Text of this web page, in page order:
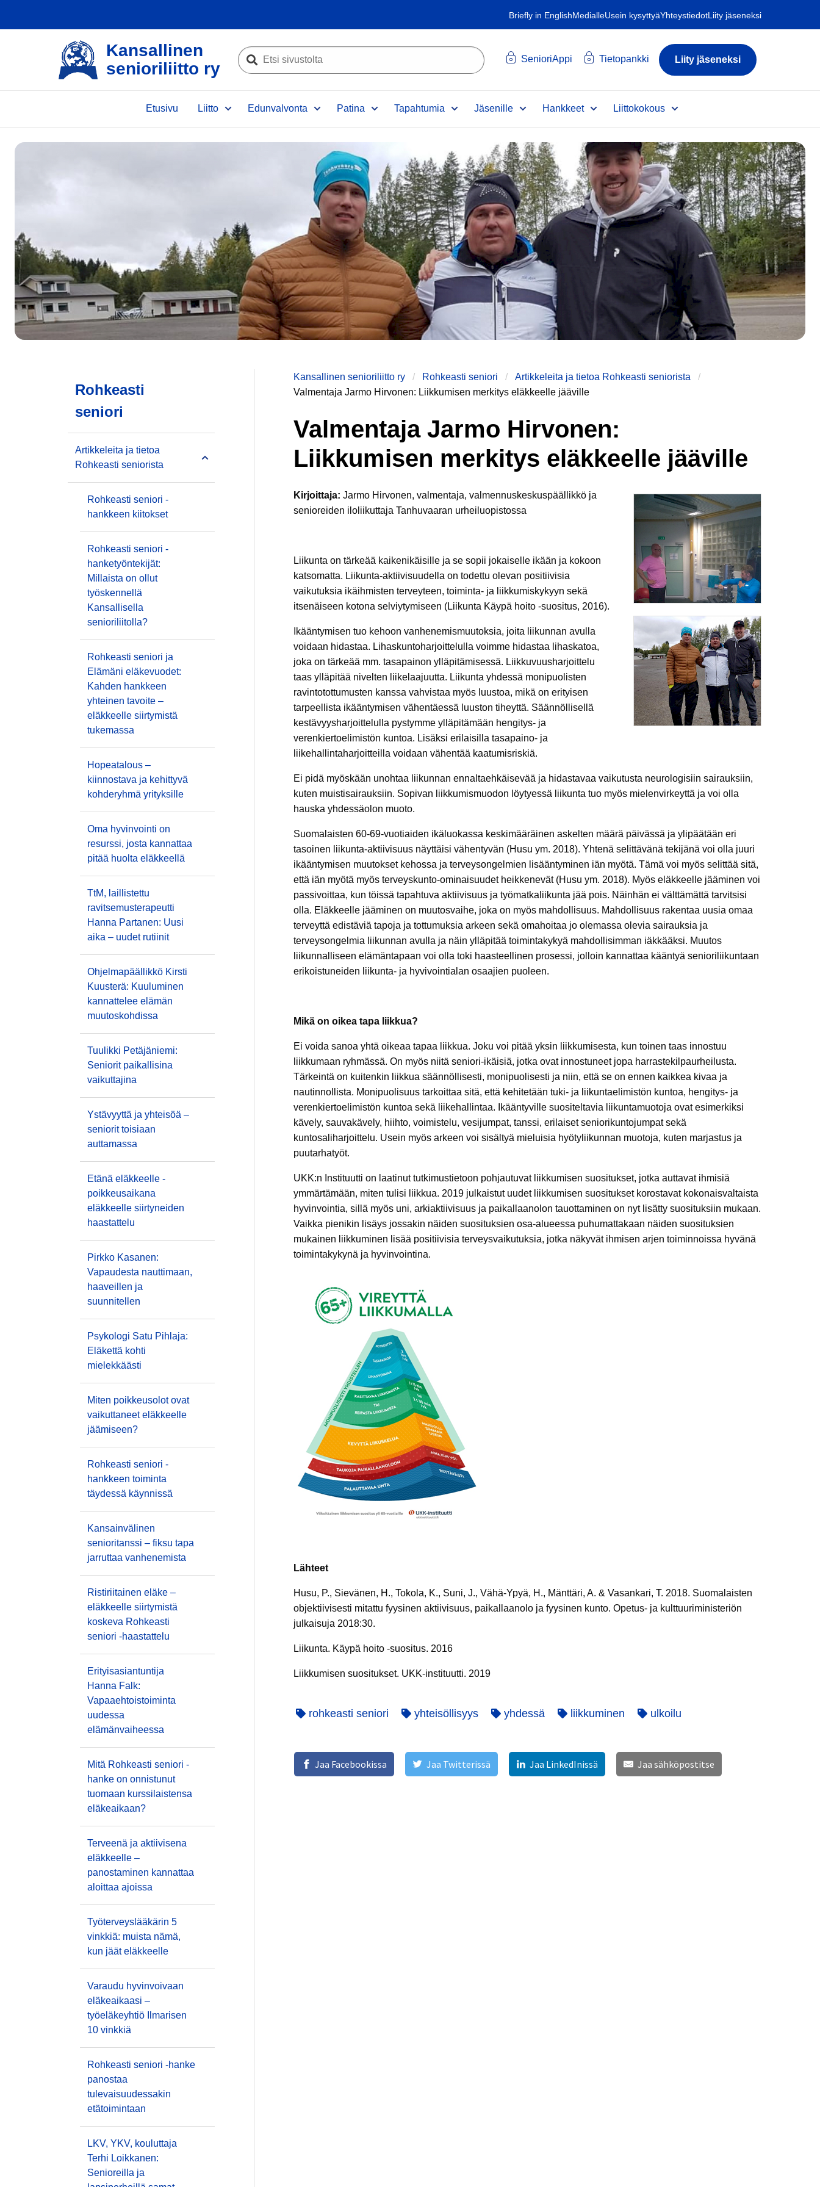
Briefly in EnglishMedialleUsein kysyttyäYhteystiedotLiity jäseneksi
Kansallinen
senioriliitto ry
Etsi
sivustolta
SenioriAppi Tietopankki Liity jäseneksi
Etusivu Liitto Edunvalvonta Patina Tapahtumia Jäsenille Hankkeet Liittokokous
Kansallinen senioriliitto ry Rohkeasti seniori
Artikkeleita ja tietoa Rohkeasti seniorista
Valmentaja Jarmo Hirvonen: Liikkumisen merkitys eläkkeelle jääville
Valmentaja Jarmo Hirvonen:
Liikkumisen merkitys eläkkeelle jääville
Kirjoittaja: Jarmo Hirvonen, valmentaja, valmennuskeskuspäällikkö ja
senioreiden iloliikuttaja Tanhuvaaran urheiluopistossa
Liikunta on tärkeää kaikenikäisille ja se sopii jokaiselle ikään ja kokoon
katsomatta. Liikunta-aktiivisuudella on todettu olevan positiivisia
vaikutuksia ikäihmisten terveyteen, toiminta- ja liikkumiskykyyn sekä
itsenäiseen kotona selviytymiseen (Liikunta Käypä hoito -suositus, 2016).
Ikääntymisen tuo kehoon vanhenemismuutoksia, joita liikunnan avulla
voidaan hidastaa. Lihaskuntoharjoittelulla voimme hidastaa lihaskatoa,
joka on tärkeää mm. tasapainon ylläpitämisessä. Liikkuvuusharjoittelu
taas ylläpitää nivelten liikelaajuutta. Liikunta yhdessä monipuolisten
ravintotottumusten kanssa vahvistaa myös luustoa, mikä on erityisen
tarpeellista ikääntymisen vähentäessä luuston tiheyttä. Säännöllisellä
kestävyysharjoittelulla pystymme ylläpitämään hengitys- ja
verenkiertoelimistön kuntoa. Lisäksi erilaisilla tasapaino- ja
liikehallintaharjoitteilla voidaan vähentää kaatumisriskiä.
Ei pidä myöskään unohtaa liikunnan ennaltaehkäisevää ja hidastavaa vaikutusta neurologisiin sairauksiin,
kuten muistisairauksiin. Sopivan liikkumismuodon löytyessä liikunta tuo myös mielenvirkeyttä ja voi olla
hauska yhdessäolon muoto.
Suomalaisten 60-69-vuotiaiden ikäluokassa keskimääräinen askelten määrä päivässä ja ylipäätään eri
tasoinen liikunta-aktiivisuus näyttäisi vähentyvän (Husu ym. 2018). Yhtenä selittävänä tekijänä voi olla juuri
ikääntymisen muutokset kehossa ja terveysongelmien lisääntyminen iän myötä. Tämä voi myös selittää sitä,
että iän myötä myös terveyskunto-ominaisuudet heikkenevät (Husu ym. 2018). Myös eläkkeelle jääminen voi
passivoittaa, kun töissä tapahtuva aktiivisuus ja työmatkaliikunta jää pois. Näinhän ei välttämättä tarvitsisi
olla. Eläkkeelle jääminen on muutosvaihe, joka on myös mahdollisuus. Mahdollisuus rakentaa uusia omaa
terveyttä edistäviä tapoja ja tottumuksia arkeen sekä omahoitaa jo olemassa olevia sairauksia ja
terveysongelmia liikunnan avulla ja näin ylläpitää toimintakykyä mahdollisimman iäkkääksi. Muutos
liikunnalliseen elämäntapaan voi olla toki haasteellinen prosessi, jolloin kannattaa kääntyä senioriliikuntaan
erikoistuneiden liikunta- ja hyvivointialan osaajien puoleen.
Mikä on oikea tapa liikkua?
Ei voida sanoa yhtä oikeaa tapaa liikkua. Joku voi pitää yksin liikkumisesta, kun toinen taas innostuu
liikkumaan ryhmässä. On myös niitä seniori-ikäisiä, jotka ovat innostuneet jopa harrastekilpaurheilusta.
Tärkeintä on kuitenkin liikkua säännöllisesti, monipuolisesti ja niin, että se on ennen kaikkea kivaa ja
nautinnollista. Monipuolisuus tarkoittaa sitä, että kehitetään tuki- ja liikuntaelimistön kuntoa, hengitys- ja
verenkiertoelimistön kuntoa sekä liikehallintaa. Ikääntyville suositeltavia liikuntamuotoja ovat esimerkiksi
kävely, sauvakävely, hiihto, voimistelu, vesijumpat, tanssi, erilaiset seniorikuntojumpat sekä
kuntosaliharjoittelu. Usein myös arkeen voi sisältyä mieluisia hyötyliikunnan muotoja, kuten marjastus ja
puutarhatyöt.
UKK:n Instituutti on laatinut tutkimustietoon pohjautuvat liikkumisen suositukset, jotka auttavat ihmisiä
ymmärtämään, miten tulisi liikkua. 2019 julkaistut uudet liikkumisen suositukset korostavat kokonaisvaltaista
hyvinvointia, sillä myös uni, arkiaktiivisuus ja paikallaanolon tauottaminen on nyt lisätty suosituksiin mukaan.
Vaikka pienikin lisäys jossakin näiden suosituksien osa-alueessa puhumattakaan näiden suosituksien
mukainen liikkuminen lisää positiivisia terveysvaikutuksia, jotka näkyvät ihmisen arjen toiminnoissa hyvänä
toimintakykynä ja hyvinvointina.
Lähteet
Husu, P., Sievänen, H., Tokola, K., Suni, J., Vähä-Ypyä, H., Mänttäri, A. & Vasankari, T. 2018. Suomalaisten
objektiivisesti mitattu fyysinen aktiivisuus, paikallaanolo ja fyysinen kunto. Opetus- ja kulttuuriministeriön
julkaisuja 2018:30.
Liikunta. Käypä hoito -suositus. 2016
Liikkumisen suositukset. UKK-instituutti. 2019
rohkeasti seniori yhteisöllisyys yhdessä liikkuminen ulkoilu
Jaa Facebookissa Jaa Twitterissä Jaa LinkedInissä Jaa sähköpostitse
Rohkeasti
seniori
Artikkeleita ja tietoa
Rohkeasti seniorista
Rohkeasti seniori -
hankkeen kiitokset
Rohkeasti seniori -
hanketyöntekijät:
Millaista on ollut
työskennellä
Kansallisella
senioriliitolla?
Rohkeasti seniori ja
Elämäni eläkevuodet:
Kahden hankkeen
yhteinen tavoite –
eläkkeelle siirtymistä
tukemassa
Hopeatalous –
kiinnostava ja kehittyvä
kohderyhmä yrityksille
Oma hyvinvointi on
resurssi, josta kannattaa
pitää huolta eläkkeellä
TtM, laillistettu
ravitsemusterapeutti
Hanna Partanen: Uusi
aika – uudet rutiinit
Ohjelmapäällikkö Kirsti
Kuusterä: Kuuluminen
kannattelee elämän
muutoskohdissa
Tuulikki Petäjäniemi:
Seniorit paikallisina
vaikuttajina
Ystävyyttä ja yhteisöä –
seniorit toisiaan
auttamassa
Etänä eläkkeelle -
poikkeusaikana
eläkkeelle siirtyneiden
haastattelu
Pirkko Kasanen:
Vapaudesta nauttimaan,
haaveillen ja
suunnitellen
Psykologi Satu Pihlaja:
Eläkettä kohti
mielekkäästi
Miten poikkeusolot ovat
vaikuttaneet eläkkeelle
jäämiseen?
Rohkeasti seniori -
hankkeen toiminta
täydessä käynnissä
Kansainvälinen
senioritanssi – fiksu tapa
jarruttaa vanhenemista
Ristiriitainen eläke –
eläkkeelle siirtymistä
koskeva Rohkeasti
seniori -haastattelu
Erityisasiantuntija
Hanna Falk:
Vapaaehtoistoiminta
uudessa
elämänvaiheessa
Mitä Rohkeasti seniori -
hanke on onnistunut
tuomaan kurssilaistensa
eläkeaikaan?
Terveenä ja aktiivisena
eläkkeelle –
panostaminen kannattaa
aloittaa ajoissa
Työterveyslääkärin 5
vinkkiä: muista nämä,
kun jäät eläkkeelle
Varaudu hyvinvoivaan
eläkeaikaasi –
työeläkeyhtiö Ilmarisen
10 vinkkiä
Rohkeasti seniori -hanke
panostaa
tulevaisuudessakin
etätoimintaan
LKV, YKV, kouluttaja
Terhi Loikkanen:
Senioreilla ja